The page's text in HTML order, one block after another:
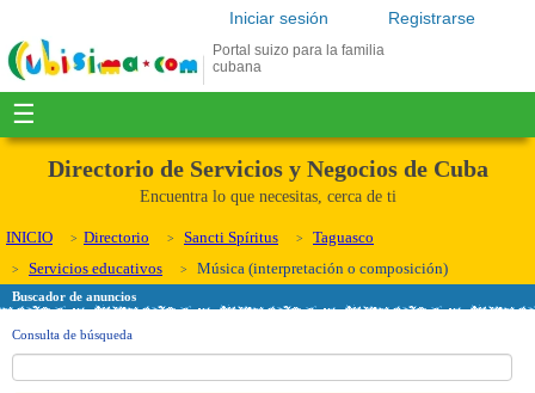
Registrarse
Iniciar sesión
Portal suizo para la familia
cubana
☰
Directorio de Servicios y Negocios de Cuba
Encuentra lo que necesitas, cerca de ti
INICIO Directorio Sancti Spíritus
Taguasco
Servicios educativos
Música (interpretación o composición)
Buscador de anuncios
Consulta de búsqueda